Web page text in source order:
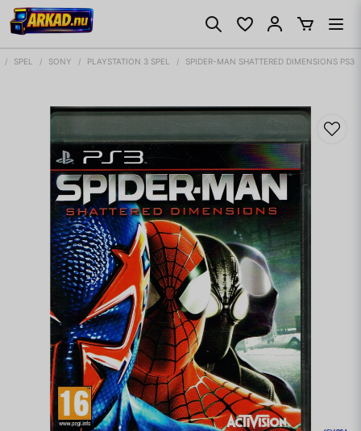
SPEL SONY PLAYSTATION 3 SPEL SPIDER-MAN SHATTERED DIMENSIONS PS3